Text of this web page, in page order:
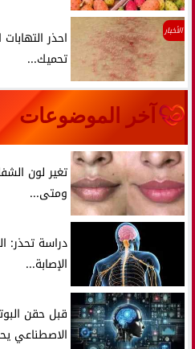
الأخبار
تحميك...
آخر الموضوعات
تغير لون
ومتى...
دراسة تحذر:
الإصابة...
قبل حقن
الاصطناعي